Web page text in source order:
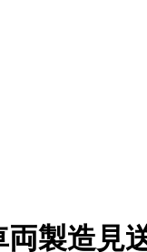
両製造